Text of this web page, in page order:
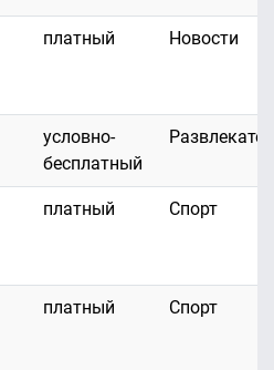
платный Новости
условно-
бесплатный
платный Спорт
платный Спорт